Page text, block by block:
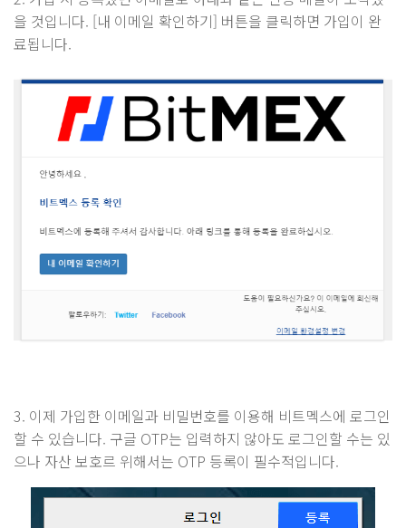
을 것입니다. [내 이메일 확인하기] 버튼을 클릭하면 가입이 완
료됩니다.
3. 이제 가입한 이메일과 비밀번호를 이용해 비트멕스에 로그인
할 수 있습니다. 구글 OTP는 입력하지 않아도 로그인할 수는 있
으나 자산 보호르 위해서는 OTP 등록이 필수적입니다.